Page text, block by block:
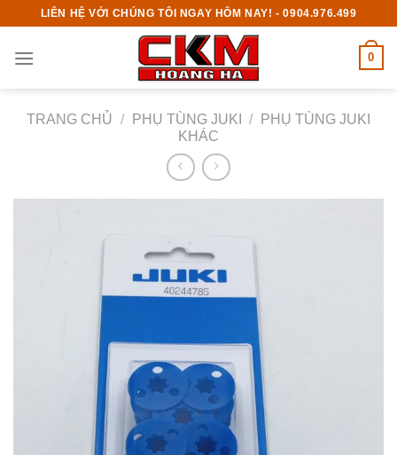
content
LIÊN HỆ VỚI CHÚNG TÔI NGAY HÔM NAY! - 0904.976.499
0
TRANG CHỦ / PHỤ TÙNG JUKI /
PHỤ TÙNG JUKI
KHÁC